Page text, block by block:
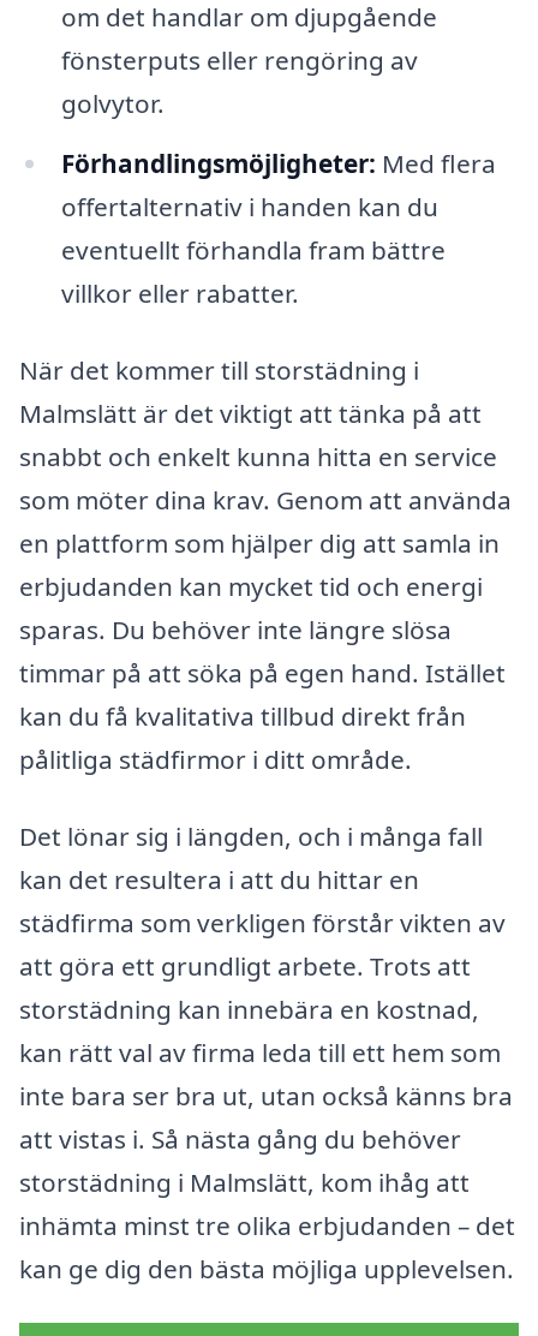
om det handlar om djupgående
fönsterputs eller rengöring av
golvytor.
Förhandlingsmöjligheter: Med flera
offertalternativ i handen kan du
eventuellt förhandla fram bättre
villkor eller rabatter.
När det kommer till storstädning i
Malmslätt är det viktigt att tänka på att
snabbt och enkelt kunna hitta en service
som möter dina krav. Genom att använda
en plattform som hjälper dig att samla in
erbjudanden kan mycket tid och energi
sparas. Du behöver inte längre slösa
timmar på att söka på egen hand. Istället
kan du få kvalitativa tillbud direkt från
pålitliga städfirmor i ditt område.
Det lönar sig i längden, och i många fall
kan det resultera i att du hittar en
städfirma som verkligen förstår vikten av
att göra ett grundligt arbete. Trots att
storstädning kan innebära en kostnad,
kan rätt val av firma leda till ett hem som
inte bara ser bra ut, utan också känns bra
att vistas i. Så nästa gång du behöver
storstädning i Malmslätt, kom ihåg att
inhämta minst tre olika erbjudanden – det
kan ge dig den bästa möjliga upplevelsen.